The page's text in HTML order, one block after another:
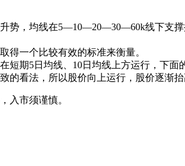
，均线在5—10—20—30—60k线下支撑
一个比较有效的标准来衡量。
5日均线、10日均线上方运行，下面
的看法，所以股价向上运行，股价逐渐
入市须谨慎。